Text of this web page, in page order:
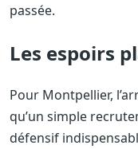
passée.
Les espoirs
Pour Montpellier,
qu’un simple
défensif